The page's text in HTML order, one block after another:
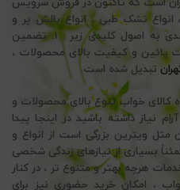
تشک طبی ، انواع بالش پر و
بالش الیاف و انواع حوله ، با پایبندی به اصول کلیدی زیر : 1. تضمین
2. مشتری مداری 3. قیمت پائین و کیفیت بالای محصولات ،
تبدیل شده است.
کالای خواب تنوع بالای محصولات و
داشته باشید در اینجا پیدا
مثل ویترین بزرگی است از انواع و
بسیاری از نیازهای زندگی شخصی
هرچه بهتر و متنوع تر ، در کنار
، امکان خرید حضوری نیز برای